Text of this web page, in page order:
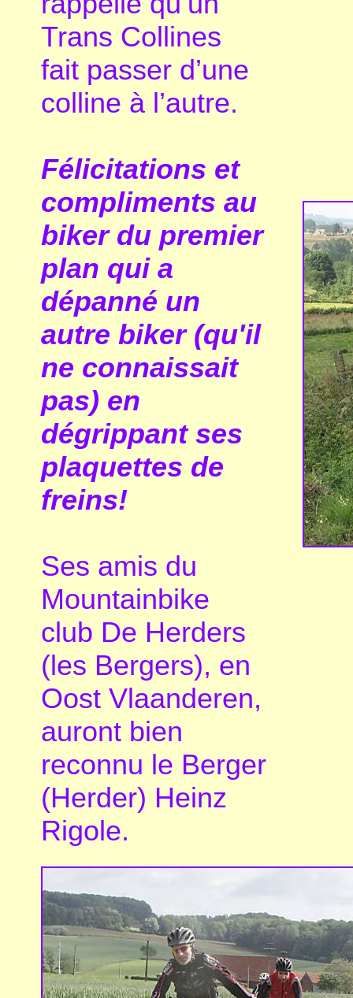
Trans Collines
fait passer d’une
colline à l’autre.
Félicitations et
compliments au
biker du premier
plan qui a
dépanné un
autre biker (qu'il
ne connaissait
pas) en
dégrippant ses
plaquettes de
freins!
Ses amis du
Mountainbike
club De Herders
(les Bergers), en
Oost Vlaanderen,
auront bien
reconnu le Berger
(Herder) Heinz
Rigole.